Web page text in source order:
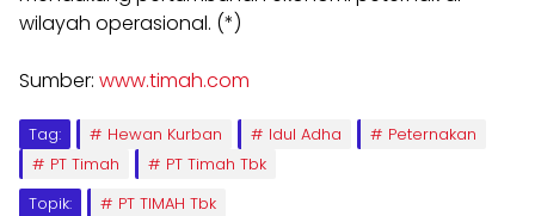
wilayah operasional. (*)
Sumber: www.timah.com
Tag: Hewan Kurban Idul Adha
Peternakan
PT Timah
PT Timah Tbk
Topik:
PT TIMAH Tbk